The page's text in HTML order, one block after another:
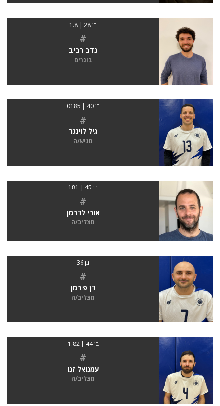
בן 28 | 1.8
#
נדב רביב
בוגרים
בן 40 | 0185
#
גיל לוינגר
מגיש/ה
בן 45 | 181
#
אורי לדרמן
מצליב/ה
בן 36
#
דן פורמן
מצליב/ה
בן 44 | 1.82
#
עמנואל זנו
מצליב/ה